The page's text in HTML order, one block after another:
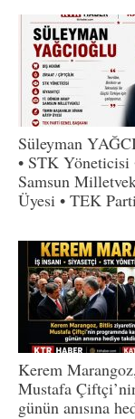
Süleyman
• STK Yöneticisi
Samsun
Üyesi • TEK
Kerem
Mustafa
günün anısına